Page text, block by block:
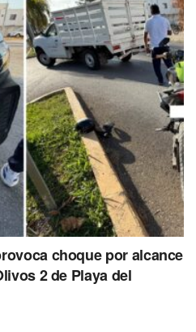
choque por alcance
2 de Playa del